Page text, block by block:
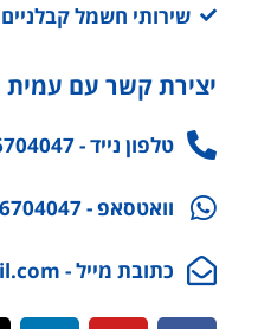
שירותי חשמל
יצירת קשר עם
טלפון נייד - 052-6704047
וואטסאפ - https://wa.me/972526704047
כתובת מייל - amitmatan1509@gmail.com